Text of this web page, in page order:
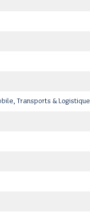
Transports & Logistique